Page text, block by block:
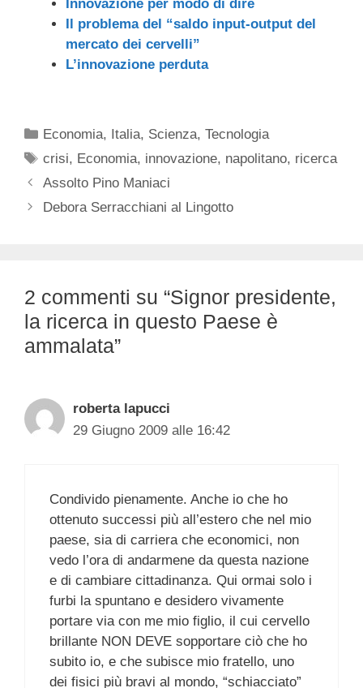
Innovazione per modo di dire
Il problema del “saldo input-output del
mercato dei cervelli”
L’innovazione perduta
Categorie
Economia, Italia, Scienza,Tecnologia
Tag
crisi, Economia, innovazione, napolitano, ricerca
Assolto Pino Maniaci
Debora Serracchiani al Lingotto
2 commenti su “Signor presidente,
la ricerca in questo Paese è
ammalata”
roberta lapucci
29 Giugno 2009 alle 16:42
Condivido pienamente. Anche io che ho
ottenuto successi più all’estero che nel mio
paese, sia di carriera che economici, non
vedo l’ora di andarmene da questa nazione
e di cambiare cittadinanza. Qui ormai solo i
furbi la spuntano e desidero vivamente
portare via con me mio figlio, il cui cervello
brillante NON DEVE sopportare ciò che ho
subito io, e che subisce mio fratello, uno
dei fisici più bravi al mondo, “schiacciato”